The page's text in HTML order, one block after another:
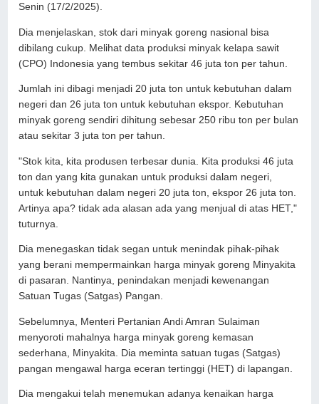
Senin (17/2/2025).
Dia menjelaskan, stok dari minyak goreng nasional bisa
dibilang cukup. Melihat data produksi minyak kelapa sawit
(CPO) Indonesia yang tembus sekitar 46 juta ton per tahun.
Jumlah ini dibagi menjadi 20 juta ton untuk kebutuhan dalam
negeri dan 26 juta ton untuk kebutuhan ekspor. Kebutuhan
minyak goreng sendiri dihitung sebesar 250 ribu ton per bulan
atau sekitar 3 juta ton per tahun.
"Stok kita, kita produsen terbesar dunia. Kita produksi 46 juta
ton dan yang kita gunakan untuk produksi dalam negeri,
untuk kebutuhan dalam negeri 20 juta ton, ekspor 26 juta ton.
Artinya apa? tidak ada alasan ada yang menjual di atas HET,"
tuturnya.
Dia menegaskan tidak segan untuk menindak pihak-pihak
yang berani mempermainkan harga minyak goreng Minyakita
di pasaran. Nantinya, penindakan menjadi kewenangan
Satuan Tugas (Satgas) Pangan.
Sebelumnya, Menteri Pertanian Andi Amran Sulaiman
menyoroti mahalnya harga minyak goreng kemasan
sederhana, Minyakita. Dia meminta satuan tugas (Satgas)
pangan mengawal harga eceran tertinggi (HET) di lapangan.
Dia mengakui telah menemukan adanya kenaikan harga